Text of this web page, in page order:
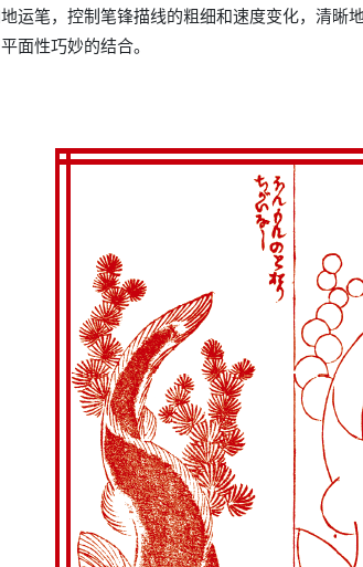
运笔，控制笔锋描线的粗细和速度变化，清晰
面性巧妙的结合。